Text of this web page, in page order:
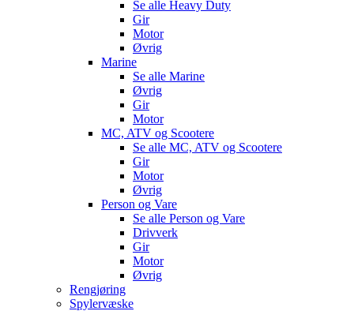
Se alle Heavy Duty
Gir
Motor
Øvrig
Marine
Se alle Marine
Øvrig
Gir
Motor
MC, ATV og Scootere
Se alle MC, ATV og Scootere
Gir
Motor
Øvrig
Person og Vare
Se alle Person og Vare
Drivverk
Gir
Motor
Øvrig
Rengjøring
Spylervæske